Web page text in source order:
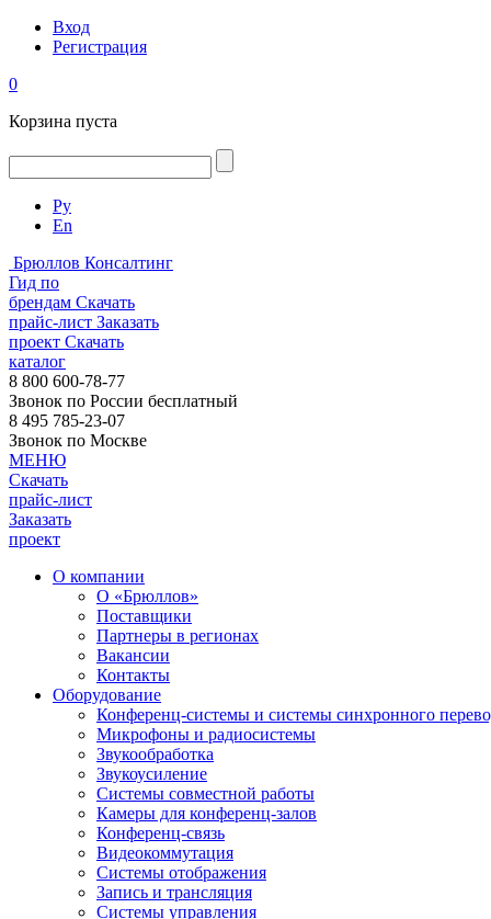
Вход
Регистрация
0
Корзина пуста
Ру
En
Брюллов Консалтинг
Гид по
брендам Скачать
прайс-лист Заказать
проект Скачать
каталог
8 800 600-78-77
Звонок по России бесплатный
8 495 785-23-07
Звонок по Москве
МЕНЮ
Скачать
прайс-лист
Заказать
проект
О компании
О «Брюллов»
Поставщики
Партнеры в регионах
Вакансии
Контакты
Оборудование
Конференц-системы и системы синхронного
Микрофоны и радиосистемы
Звукообработка
Звукоусиление
Системы совместной работы
Камеры для конференц-залов
Конференц-связь
Видеокоммутация
Системы отображения
Запись и трансляция
Системы управления